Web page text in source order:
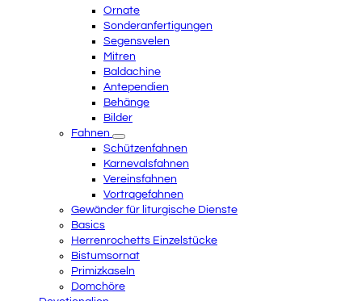
Ornate
Sonderanfertigungen
Segensvelen
Mitren
Baldachine
Antependien
Behänge
Bilder
Fahnen
Schützenfahnen
Karnevalsfahnen
Vereinsfahnen
Vortragefahnen
Gewänder für liturgische Dienste
Basics
Herrenrochetts Einzelstücke
Bistumsornat
Primizkaseln
Domchöre